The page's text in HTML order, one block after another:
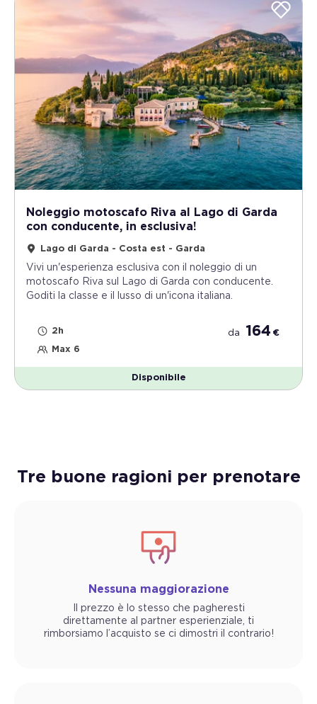
Noleggio motoscafo Riva al Lago di Garda
con conducente, in esclusiva!
Lago di Garda - Costa est - Garda
Vivi un'esperienza esclusiva con il noleggio di un
motoscafo Riva sul Lago di Garda con conducente.
Goditi la classe e il lusso di un'icona italiana.
2h
Max 6
da 164 €
Disponibile
Tre buone ragioni per prenotare
Nessuna maggiorazione
Il prezzo è lo stesso che pagheresti
direttamente al partner esperienziale, ti
rimborsiamo l’acquisto se ci dimostri il contrario!